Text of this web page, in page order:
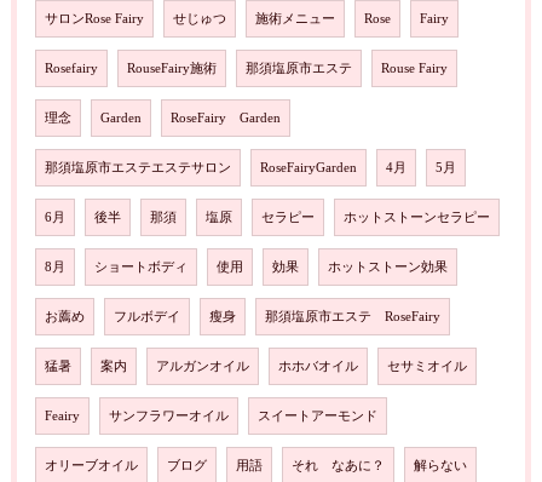
サロンRose Fairy せじゅつ 施術メニュー Rose Fairy
Rosefairy RouseFairy施術 那須塩原市エステ Rouse Fairy
理念 Garden RoseFairy Garden
那須塩原市エステエステサロン RoseFairyGarden 4月 5月
6月 後半 那須 塩原 セラピー ホットストーンセラピー
8月 ショートボディ 使用 効果 ホットストーン効果
お薦め フルボデイ 瘦身 那須塩原市エステ RoseFairy
猛暑 案内 アルガンオイル ホホバオイル セサミオイル
Feairy サンフラワーオイル スイートアーモンド
オリーブオイル ブログ 用語 それ なあに？ 解らない